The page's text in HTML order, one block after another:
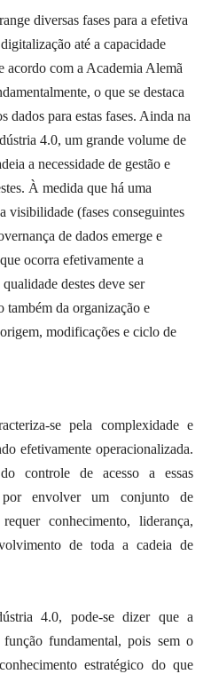
diversas fases para a efetiva
até a capacidade
acordo com a Academia Alemã
o que se destaca
dados para estas fases. Ainda na
4.0, um grande volume de
a necessidade de gestão e
À medida que há uma
visibilidade (fases conseguintes
de dados emerge e
ocorra efetivamente a
destes deve ser
também da organização e
modificações e ciclo de
se pela complexidade e
efetivamente operacionalizada.
controle de acesso a essas
por envolver um conjunto de
conhecimento, liderança,
de toda a cadeia de
4.0, pode-se dizer que a
fundamental, pois sem o
estratégico do que